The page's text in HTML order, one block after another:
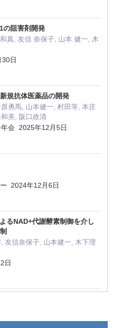
の阻害剤開発
真, 友信 奈保子, 山本 健一, 木
日
規抗体医薬品の開発
勇馬, 山本健一, 村田等, 本庄
美, 阪口政清
会 2025年12月5日
2024年12月6日
るNAD+代謝酵素制御を介し
友信奈保子, 山本健一, 木下理
日